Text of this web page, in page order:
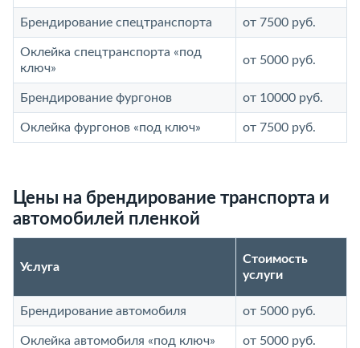
Брендирование спецтранспорта от 7500 руб.
Оклейка спецтранспорта «под
ключ»
от 5000 руб.
Брендирование фургонов от 10000 руб.
Оклейка фургонов «под ключ» от 7500 руб.
Цены на брендирование транспорта и
автомобилей пленкой
Услуга
Стоимость
услуги
Брендирование автомобиля от 5000 руб.
Оклейка автомобиля «под ключ» от 5000 руб.